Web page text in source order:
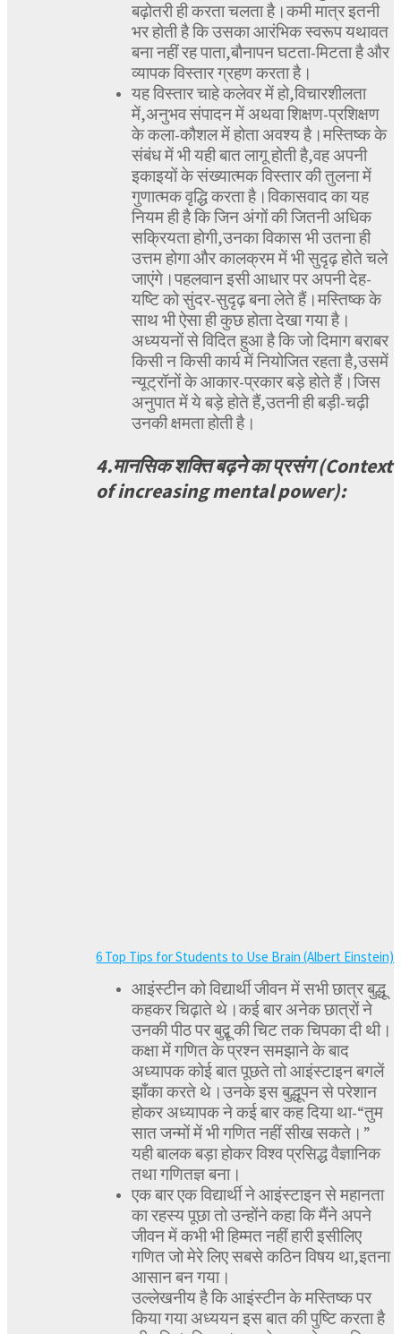
बढ़ोतरी ही करता चलता है।कमी मात्र इतनी
भर होती है कि उसका आरंभिक स्वरूप यथावत
बना नहीं रह पाता,बौनापन घटता-मिटता है और
व्यापक विस्तार ग्रहण करता है।
यह विस्तार चाहे कलेवर में हो,विचारशीलता
में,अनुभव संपादन में अथवा शिक्षण-प्रशिक्षण
के कला-कौशल में होता अवश्य है।मस्तिष्क के
संबंध में भी यही बात लागू होती है,वह अपनी
इकाइयों के संख्यात्मक विस्तार की तुलना में
गुणात्मक वृद्धि करता है।विकासवाद का यह
नियम ही है कि जिन अंगों की जितनी अधिक
सक्रियता होगी,उनका विकास भी उतना ही
उत्तम होगा और कालक्रम में भी सुदृढ़ होते चले
जाएंगे।पहलवान इसी आधार पर अपनी देह-
यष्टि को सुंदर-सुदृढ़ बना लेते हैं।मस्तिष्क के
साथ भी ऐसा ही कुछ होता देखा गया है।
अध्ययनों से विदित हुआ है कि जो दिमाग बराबर
किसी न किसी कार्य में नियोजित रहता है,उसमें
न्यूट्रॉनों के आकार-प्रकार बड़े होते हैं।जिस
अनुपात में ये बड़े होते हैं,उतनी ही बड़ी-चढ़ी
उनकी क्षमता होती है।
4.मानसिक शक्ति बढ़ने का प्रसंग (Context
of increasing mental power):
6 Top Tips for Students to Use Brain (Albert Einstein)
आइंस्टीन को विद्यार्थी जीवन में सभी छात्र बुद्धू
कहकर चिढ़ाते थे।कई बार अनेक छात्रों ने
उनकी पीठ पर बुद्बू की चिट तक चिपका दी थी।
कक्षा में गणित के प्रश्न समझाने के बाद
अध्यापक कोई बात पूछते तो आइंस्टाइन बगलें
झाँका करते थे।उनके इस बुद्धूपन से परेशान
होकर अध्यापक ने कई बार कह दिया था-“तुम
सात जन्मों में भी गणित नहीं सीख सकते।”
यही बालक बड़ा होकर विश्व प्रसिद्ध वैज्ञानिक
तथा गणितज्ञ बना।
एक बार एक विद्यार्थी ने आइंस्टाइन से महानता
का रहस्य पूछा तो उन्होंने कहा कि मैंने अपने
जीवन में कभी भी हिम्मत नहीं हारी इसीलिए
गणित जो मेरे लिए सबसे कठिन विषय था,इतना
आसान बन गया।
उल्लेखनीय है कि आइंस्टीन के मस्तिष्क पर
किया गया अध्ययन इस बात की पुष्टि करता है